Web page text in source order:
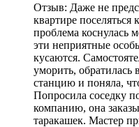
Отзыв: Даже не
квартире
проблема коснулась
эти неприятные
кусаются.
уморить, обратилась
станцию и поняла,
Попросила соседку
компанию, она
таракашек. Мастер